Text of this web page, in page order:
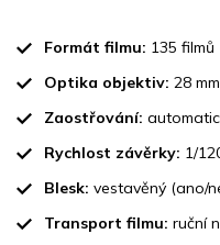
cena:Formát filmu: 135 filmů
Optika objektiv: 28
Zaostřování:
Rychlost závěrky: 1/
Blesk: vestavěný (ano/
Transport filmu: ruční